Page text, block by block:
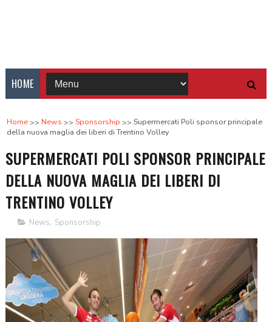
HOME
Home News Sponsorship
Supermercati Poli sponsor principale
della nuova maglia dei liberi di Trentino Volley
SUPERMERCATI POLI SPONSOR PRINCIPALE
DELLA NUOVA MAGLIA DEI LIBERI DI
TRENTINO VOLLEY
News, Sponsorship